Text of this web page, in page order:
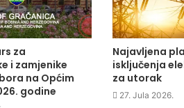
za
i zamjenike
na Općim
godine
Najavljena
isključenja
za utorak
27. Jula 2026.